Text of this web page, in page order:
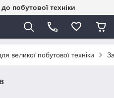
побутової техніки
великої побутової техніки